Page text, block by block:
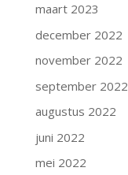
maart 2023
december 2022
november 2022
september 2022
augustus 2022
juni 2022
mei 2022